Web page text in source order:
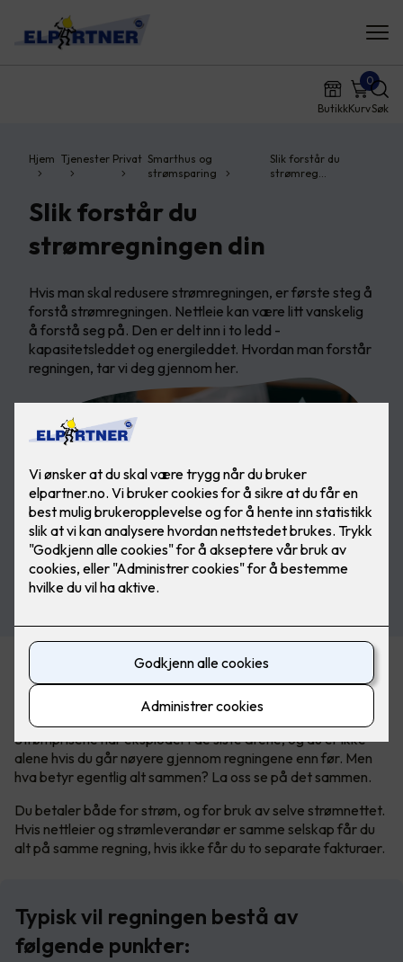
ButikkKurv
0
Søk
Hjem Tjenester Privat Smarthus og
strømsparing
Slik forstår du
strømreg…
Slik forstår du
strømregningen din
Hvis man skal redusere strømregningen, er første steg å
forstå strømregningen. Nettleie kan være litt vanskelig
å forstå seg på. Den er delt inn i to ledd -
kapasitetsleddet og energileddet. Hvordan man forstår
regningen, tar vi deg gjennom her.
Kan være tricky å forstå
strømregningen
Strømprisene har eksplodert de siste årene, og du er ikke
alene hvis du går nøyere gjennom regningene enn før. Men
hva betyr egentlig alt sammen? La oss se på det sammen.
Du betaler både for strøm, og for bruk av selve strømnettet.
Hvis nettleier og strømleverandør er samme selskap får du
alt på samme regning, hvis ikke får du to separate fakturaer.
Typisk vil regningen bestå av
følgende punkter: